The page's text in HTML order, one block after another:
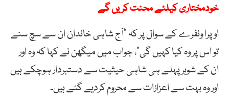
خودمختاری کیلئے محنت کریں گے
اوپرا ونفرے کے سوال پر کہ “آج شاہی خاندان ان سے سچ سنے
تو اس پر وہ کیا کہیں گی”، جواب میں میگھن نے کہا کہ وہ اور
ان کے شوہر پہلے ہی شاہی حیثیت سے دستبردار ہوچکے ہیں
اور وہ بہت سے اعزازات سے محروم کردیے گئے ہیں۔